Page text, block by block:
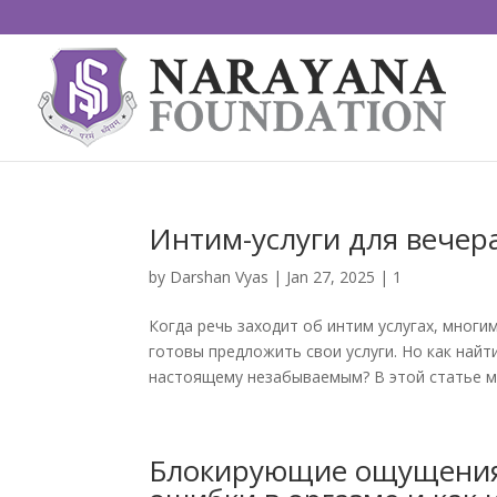
Интим-услуги для
by Darshan Vyas | Jan 27, 2025 | 1
Когда речь заходит об интим услугах,
готовы предложить свои услуги. Но как
настоящему незабываемым? В этой статье
Блокирующие